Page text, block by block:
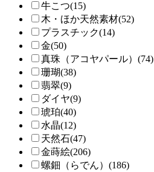
牛こつ(15)
木・ほか天然素材(52)
プラスチック(14)
金(50)
真珠（アコヤパール）(74)
珊瑚(38)
翡翠(9)
ダイヤ(9)
琥珀(40)
水晶(12)
天然石(47)
金蒔絵(206)
螺鈿（らでん）(186)